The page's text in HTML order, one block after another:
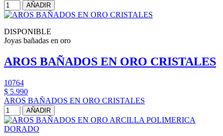
AÑADIR
DISPONIBLE
Joyas bañadas en oro
AROS BAÑADOS EN ORO CRISTALES
10764
$ 5.990
AROS BAÑADOS EN ORO CRISTALES
AÑADIR